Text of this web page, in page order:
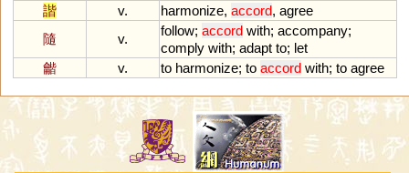
諧
v. harmonize, accord, agree
隨
v.
follow; accord with; accompany;
comply with; adapt to; let
龤
v. to harmonize; to accord with; to agree